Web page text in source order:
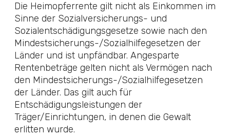
Die Heimopferrente gilt nicht als Einkommen im
Sinne der Sozialversicherungs- und
Sozialentschädigungsgesetze sowie nach den
Mindestsicherungs-/Sozialhilfegesetzen der
Länder und ist unpfändbar. Angesparte
Rentenbeträge gelten nicht als Vermögen nach
den Mindestsicherungs-/Sozialhilfegesetzen
der Länder. Das gilt auch für
Entschädigungsleistungen der
Träger/Einrichtungen, in denen die Gewalt
erlitten wurde.